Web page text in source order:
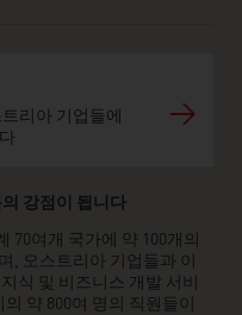
리아 기업들에
강점이 됩니다
70여개 국가에 약 100개의
, 오스트리아 기업들과 이
식 및 비즈니스 개발 서비
약 800여 명의 직원들이